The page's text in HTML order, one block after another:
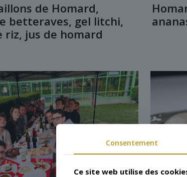
de Homard,
betteraves, gel litchi,
riz, jus de homard
Consentement
Ce site web utilise des